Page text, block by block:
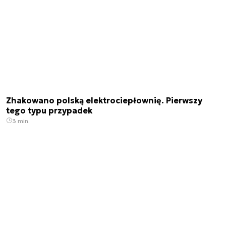
Zhakowano polską elektrociepłownię. Pierwszy
tego typu przypadek
3 min.